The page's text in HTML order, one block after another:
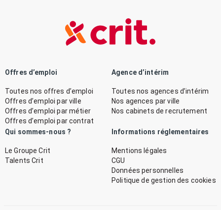
Offres d’emploi
Toutes nos offres d’emploi
Offres d’emploi par ville
Offres d’emploi par métier
Offres d’emploi par contrat
Agence d’intérim
Toutes nos agences d’intérim
Nos agences par ville
Nos cabinets de recrutement
Qui sommes-nous ?
Le Groupe Crit
Talents Crit
Informations réglementaires
Mentions légales
CGU
Données personnelles
Politique de gestion des cookies